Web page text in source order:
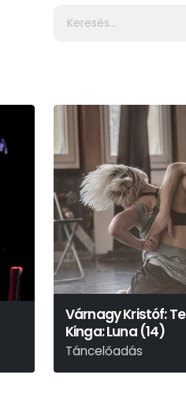
Várnagy Kristóf:
Kinga: Luna (14)
Táncelőadás